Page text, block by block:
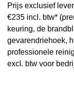
Prijs exclusief
€235 incl. btw*
keuring, de
gevarendriehoek,
professionele
excl. btw voor